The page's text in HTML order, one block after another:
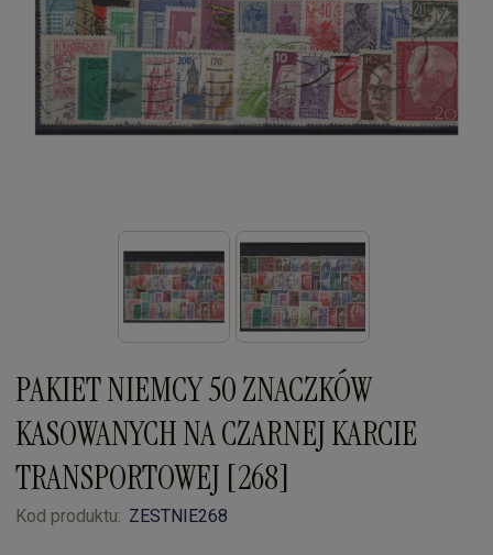
PAKIET NIEMCY 50 ZNACZKÓW
KASOWANYCH NA CZARNEJ KARCIE
TRANSPORTOWEJ [268]
Kod produktu: ZESTNIE268